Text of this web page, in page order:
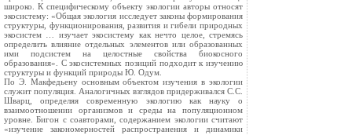
широко. К специфическому объекту экологии авторы относят
экосистему: «Общая экология исследует законы формирования
структуры, функционирования, развития и гибели природных
экосистем … изучает экосистему как нечто целое, стремясь
определить влияние отдельных элементов или образованных
ими подсистем на целостные свойства биокосного
образования». С экосистемных позиций подходит к изучению
структуры и функций природы Ю. Одум.
По Э. Макфедьену основным объектом изучения в экологии
служит популяция. Аналогичных взглядов придерживался С.С.
Шварц, определяя современную экологию как науку о
взаимоотношении организмов и среды на популяционном
уровне. Бигон с соавторами, содержанием экологии считают
«изучение закономерностей распространения и динамики